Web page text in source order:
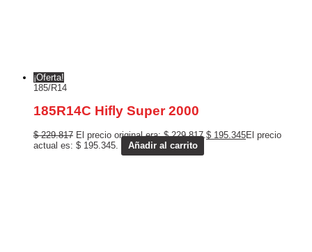
¡Oferta!
185/R14
185R14C Hifly Super 2000
$229.817 El precio original era: $ 229.817.$ 195.345El precio
actual es: $ 195.345.
Añadir al carrito